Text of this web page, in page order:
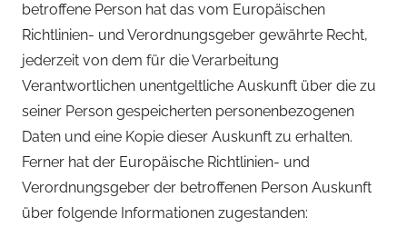
betroffene Person hat das vom Europäischen
Richtlinien- und Verordnungsgeber gewährte Recht,
jederzeit von dem für die Verarbeitung
Verantwortlichen unentgeltliche Auskunft über die zu
seiner Person gespeicherten personenbezogenen
Daten und eine Kopie dieser Auskunft zu erhalten.
Ferner hat der Europäische Richtlinien- und
Verordnungsgeber der betroffenen Person Auskunft
über folgende Informationen zugestanden: